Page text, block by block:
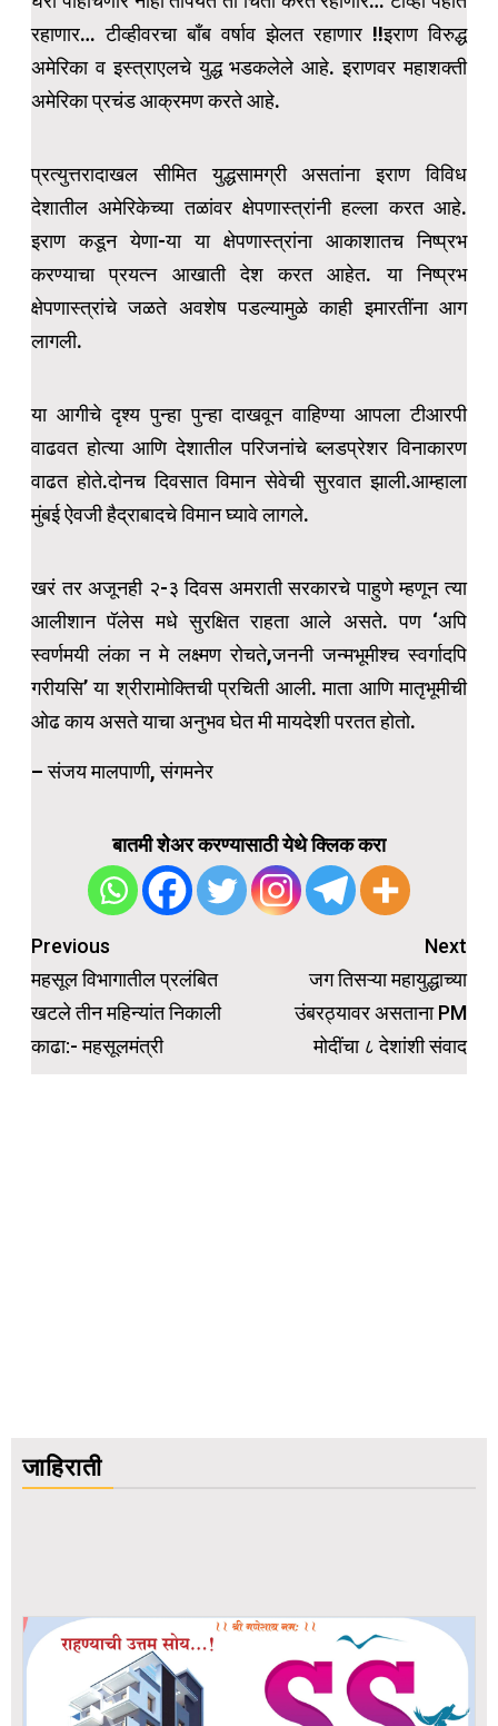
रहाणार… टीव्हीवरचा बॉंब वर्षाव झेलत रहाणार !!इराण विरुद्ध
अमेरिका व इस्त्राएलचे युद्ध भडकलेले आहे. इराणवर महाशक्ती
अमेरिका प्रचंड आक्रमण करते आहे.
प्रत्युत्तरादाखल सीमित युद्धसामग्री असतांना इराण विविध
देशातील अमेरिकेच्या तळांवर क्षेपणास्त्रांनी हल्ला करत आहे.
इराण कडून येणा-या या क्षेपणास्त्रांना आकाशातच निष्प्रभ
करण्याचा प्रयत्न आखाती देश करत आहेत. या निष्प्रभ
क्षेपणास्त्रांचे जळते अवशेष पडल्यामुळे काही इमारतींना आग
लागली.
या आगीचे दृश्य पुन्हा पुन्हा दाखवून वाहिण्या आपला टीआरपी
वाढवत होत्या आणि देशातील परिजनांचे ब्लडप्रेशर विनाकारण
वाढत होते.दोनच दिवसात विमान सेवेची सुरवात झाली.आम्हाला
मुंबई ऐवजी हैद्राबादचे विमान घ्यावे लागले.
खरं तर अजूनही २-३ दिवस अमराती सरकारचे पाहुणे म्हणून त्या
आलीशान पॅलेस मधे सुरक्षित राहता आले असते. पण ‘अपि
स्वर्णमयी लंका न मे लक्ष्मण रोचते,जननी जन्मभूमीश्च स्वर्गादपि
गरीयसि’ या श्रीरामोक्तिची प्रचिती आली. माता आणि मातृभूमीची
ओढ काय असते याचा अनुभव घेत मी मायदेशी परतत होतो.
– संजय मालपाणी, संगमनेर
बातमी शेअर करण्यासाठी येथे क्लिक करा
Post
navigation
Previous
महसूल विभागातील प्रलंबित
खटले तीन महिन्यांत निकाली
काढा:- महसूलमंत्री
Next
जग तिसऱ्या महायुद्धाच्या
उंबरठ्यावर असताना PM
मोदींचा ८ देशांशी संवाद
जाहिराती